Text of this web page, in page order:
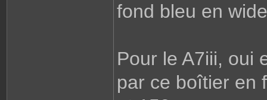
fond bleu en
Pour le A7iii, oui
par ce boîtier en